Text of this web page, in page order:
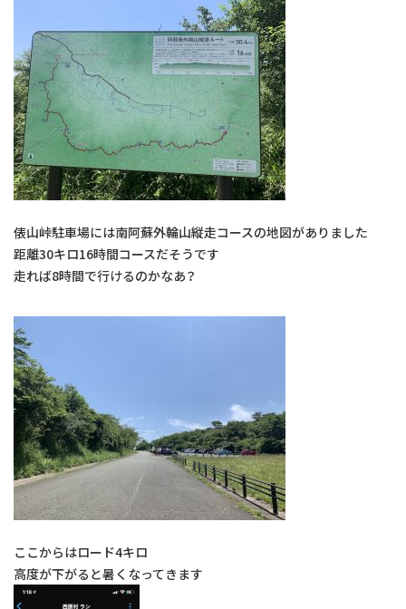
俵山峠駐車場には南阿蘇外輪山縦走コースの地図がありました
距離30キロ16時間コースだそうです
走れば8時間で行けるのかなあ？
ここからはロード4キロ
高度が下がると暑くなってきます